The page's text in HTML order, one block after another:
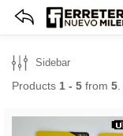
Sidebar
Products 1 - 5 from 5